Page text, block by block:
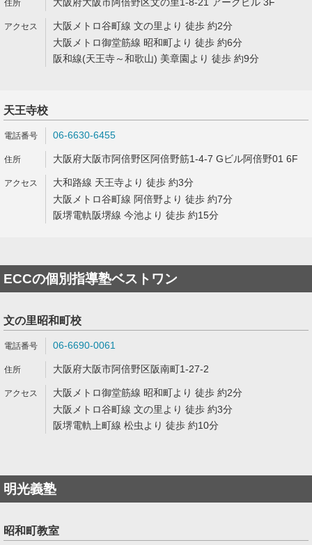
大阪メトロ谷町線 文の里より 徒歩 約2分
大阪メトロ御堂筋線 昭和町より 徒歩 約6分
阪和線(天王寺～和歌山) 美章園より 徒歩 約9分
天王寺校
06-6630-6455
大阪府大阪市阿倍野区阿倍野筋1-4-7 Gビル阿倍野01 6F
大和路線 天王寺より 徒歩 約3分
大阪メトロ谷町線 阿倍野より 徒歩 約7分
阪堺電軌阪堺線 今池より 徒歩 約15分
ECCの個別指導塾ベストワン
文の里昭和町校
06-6690-0061
大阪府大阪市阿倍野区阪南町1-27-2
大阪メトロ御堂筋線 昭和町より 徒歩 約2分
大阪メトロ谷町線 文の里より 徒歩 約3分
阪堺電軌上町線 松虫より 徒歩 約10分
明光義塾
昭和町教室